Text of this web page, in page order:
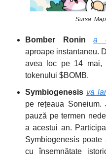
Sursa:
Bomber Ronin a
aproape instantaneu.
avea loc pe 14 mai,
tokenului $BOMB.
Symbiogenesis va
pe rețeaua
pauză pe termen
a acestui an.
Symbiogenesis
cu însemnătate